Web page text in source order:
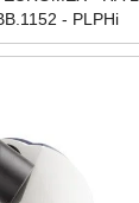
‑ PLPHi